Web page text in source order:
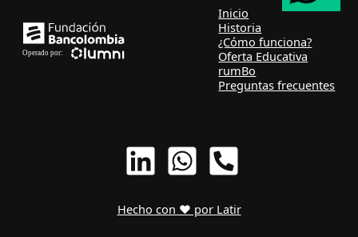
Inicio
Historia
¿Cómo funciona?
Oferta Educativa
rumBo
Preguntas frecuentes
Hecho con ❤ por Latir